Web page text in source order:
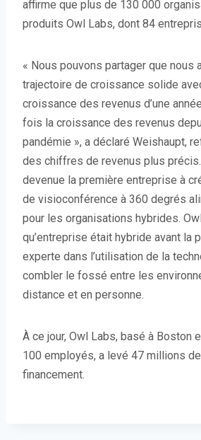
affirme que plus de 130 000
produits Owl Labs, dont 84
« Nous pouvons partager que nous
trajectoire de croissance solide
croissance des revenus d’une
fois la croissance des revenus
pandémie », a déclaré Weishaupt,
des chiffres de revenus plus
devenue la première entreprise à
de visioconférence à 360 degrés
pour les organisations hybrides.
qu’entreprise était hybride avant la
experte dans l’utilisation de la
combler le fossé entre les
distance et en personne.
À ce jour, Owl Labs, basé à Boston
100 employés, a levé 47 millions
financement.